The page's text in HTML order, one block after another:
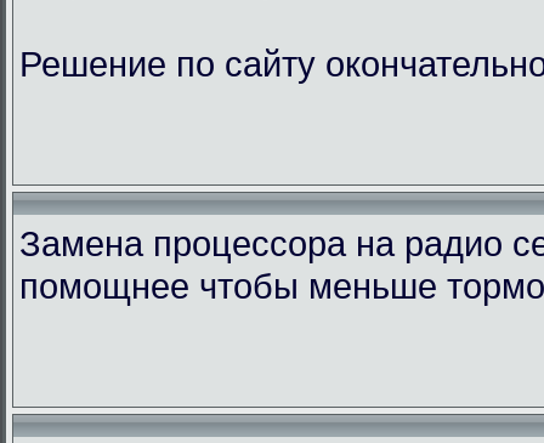
Решение по сайту
Замена процессора на радио
помощнее чтобы меньше